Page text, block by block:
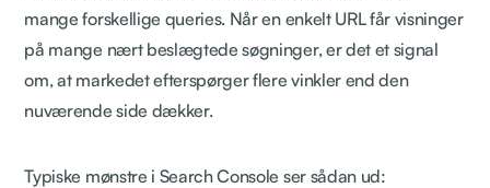
mange forskellige queries. Når en enkelt URL får visninger
på mange nært beslægtede søgninger, er det et signal
om, at markedet efterspørger flere vinkler end den
nuværende side dækker.
Typiske mønstre i Search Console ser sådan ud: